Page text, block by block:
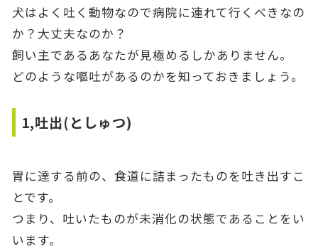
犬はよく吐く動物なので病院に連れて行くべきなの
か？大丈夫なのか？
飼い主であるあなたが見極めるしかありません。
どのような嘔吐があるのかを知っておきましょう。
1,吐出(としゅつ)
胃に達する前の、食道に詰まったものを吐き出すこ
とです。
つまり、吐いたものが未消化の状態であることをい
います。